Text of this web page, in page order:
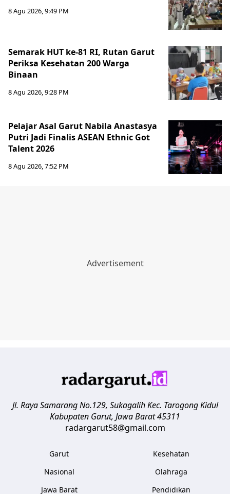
8 Agu 2026, 9:49 PM
Semarak HUT ke-81 RI, Rutan Garut
Periksa Kesehatan 200 Warga
Binaan
8 Agu 2026, 9:28 PM
Pelajar Asal Garut Nabila Anastasya
Putri Jadi Finalis ASEAN Ethnic Got
Talent 2026
8 Agu 2026, 7:52 PM
Jl. Raya Samarang No.129, Sukagalih Kec. Tarogong Kidul
Kabupaten Garut, Jawa Barat45311
radargarut58@gmail.com
Garut
Nasional
Jawa Barat
Kesehatan
Olahraga
Pendidikan